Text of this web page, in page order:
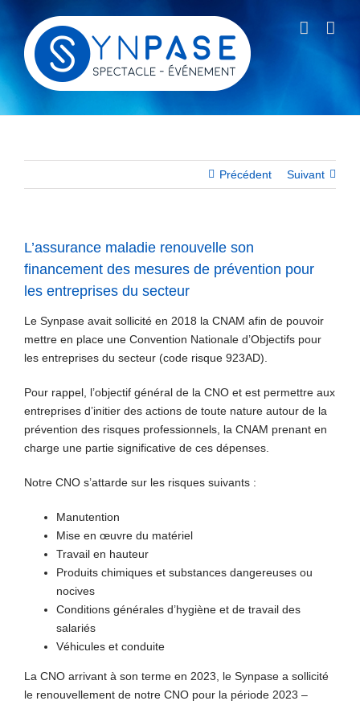
contenu
Précédent Suivant
L’assurance maladie renouvelle son
financement des mesures de prévention pour
les entreprises du secteur
Le Synpase avait sollicité en 2018 la CNAM afin de pouvoir
mettre en place une Convention Nationale d’Objectifs pour
les entreprises du secteur (code risque 923AD).
Pour rappel, l’objectif général de la CNO et est permettre aux
entreprises d’initier des actions de toute nature autour de la
prévention des risques professionnels, la CNAM prenant en
charge une partie significative de ces dépenses.
Notre CNO s’attarde sur les risques suivants :
Manutention
Mise en œuvre du matériel
Travail en hauteur
Produits chimiques et substances dangereuses ou
nocives
Conditions générales d’hygiène et de travail des
salariés
Véhicules et conduite
La CNO arrivant à son terme en 2023, le Synpase a sollicité
le renouvellement de notre CNO pour la période 2023 –